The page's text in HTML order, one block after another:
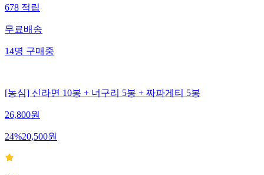
678적립
무료배송
14명구매중
[농심] 신라면 10봉 + 너구리 5봉 + 짜파게티 5봉
26,800원
24%20,500원